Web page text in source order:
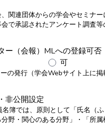
関連団体からの学会やセミナ
で承認されたアンケート調査
ター（会報）MLへの
可
の発行（学会Webサイト上に掲
非公開設定
簿では、原則として「氏名（
野・関心のある分野」・「所